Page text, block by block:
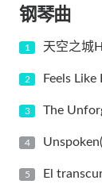
钢琴曲
天空之城
Feels Like
The
El